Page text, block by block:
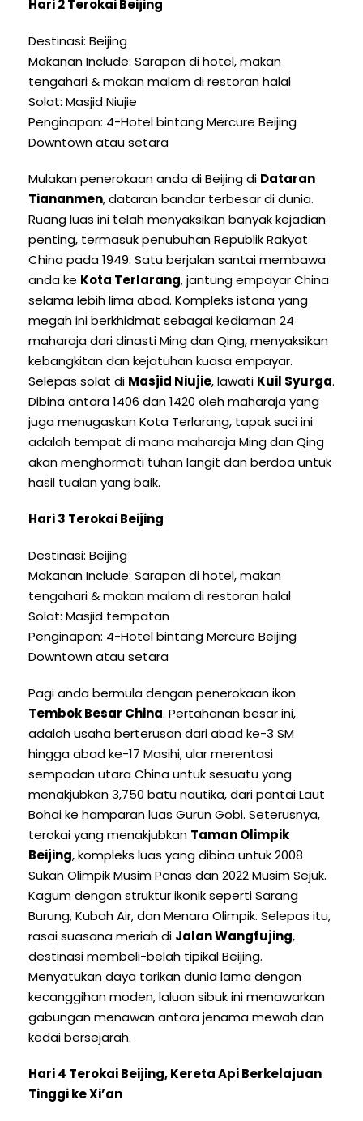
Hari 2 Terokai Beijing
Destinasi: Beijing
Makanan Include: Sarapan di hotel, makan
tengahari & makan malam di restoran halal
Solat: Masjid Niujie
Penginapan: 4-Hotel bintang Mercure Beijing
Downtown atau setara
Mulakan penerokaan anda di Beijing di Dataran
Tiananmen, dataran bandar terbesar di dunia.
Ruang luas ini telah menyaksikan banyak kejadian
penting, termasuk penubuhan Republik Rakyat
China pada 1949. Satu berjalan santai membawa
anda ke Kota Terlarang, jantung empayar China
selama lebih lima abad. Kompleks istana yang
megah ini berkhidmat sebagai kediaman 24
maharaja dari dinasti Ming dan Qing, menyaksikan
kebangkitan dan kejatuhan kuasa empayar.
Selepas solat di Masjid Niujie, lawati Kuil Syurga.
Dibina antara 1406 dan 1420 oleh maharaja yang
juga menugaskan Kota Terlarang, tapak suci ini
adalah tempat di mana maharaja Ming dan Qing
akan menghormati tuhan langit dan berdoa untuk
hasil tuaian yang baik.
Hari 3 Terokai Beijing
Destinasi: Beijing
Makanan Include: Sarapan di hotel, makan
tengahari & makan malam di restoran halal
Solat: Masjid tempatan
Penginapan: 4-Hotel bintang Mercure Beijing
Downtown atau setara
Pagi anda bermula dengan penerokaan ikon
Tembok Besar China. Pertahanan besar ini,
adalah usaha berterusan dari abad ke-3 SM
hingga abad ke-17 Masihi, ular merentasi
sempadan utara China untuk sesuatu yang
menakjubkan 3,750 batu nautika, dari pantai Laut
Bohai ke hamparan luas Gurun Gobi. Seterusnya,
terokai yang menakjubkan Taman Olimpik
Beijing, kompleks luas yang dibina untuk 2008
Sukan Olimpik Musim Panas dan 2022 Musim Sejuk.
Kagum dengan struktur ikonik seperti Sarang
Burung, Kubah Air, dan Menara Olimpik. Selepas itu,
rasai suasana meriah di Jalan Wangfujing,
destinasi membeli-belah tipikal Beijing.
Menyatukan daya tarikan dunia lama dengan
kecanggihan moden, laluan sibuk ini menawarkan
gabungan menawan antara jenama mewah dan
kedai bersejarah.
Hari 4 Terokai Beijing, Kereta Api Berkelajuan
Tinggi ke Xi’an